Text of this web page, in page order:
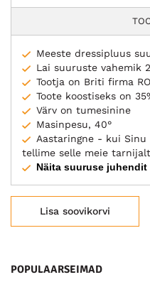
Meeste dressipluus
Lai suuruste vahemik
Tootja on Briti firma
Toote koostiseks on
Värv on tumesinine
Masinpesu, 40°
Aastaringne - kui
tellime selle meie
Näita suuruse juhendit
Lisa soovikorvi
POPULAARSEIMAD